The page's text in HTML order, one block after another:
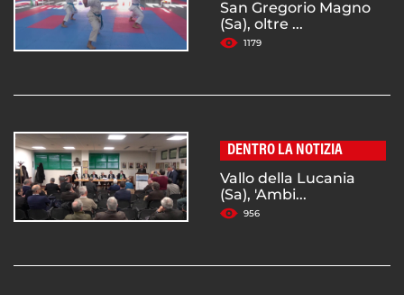
San Gregorio Magno
(Sa), oltre ...
1179
DENTRO LA NOTIZIA
Vallo della Lucania
(Sa), 'Ambi...
956